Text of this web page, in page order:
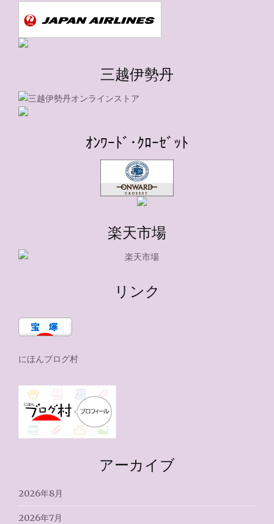
三越伊勢丹
ｵﾝﾜｰﾄﾞ･ｸﾛｰｾﾞｯﾄ
楽天市場
リンク
にほんブログ村
アーカイブ
2026年8月
2026年7月